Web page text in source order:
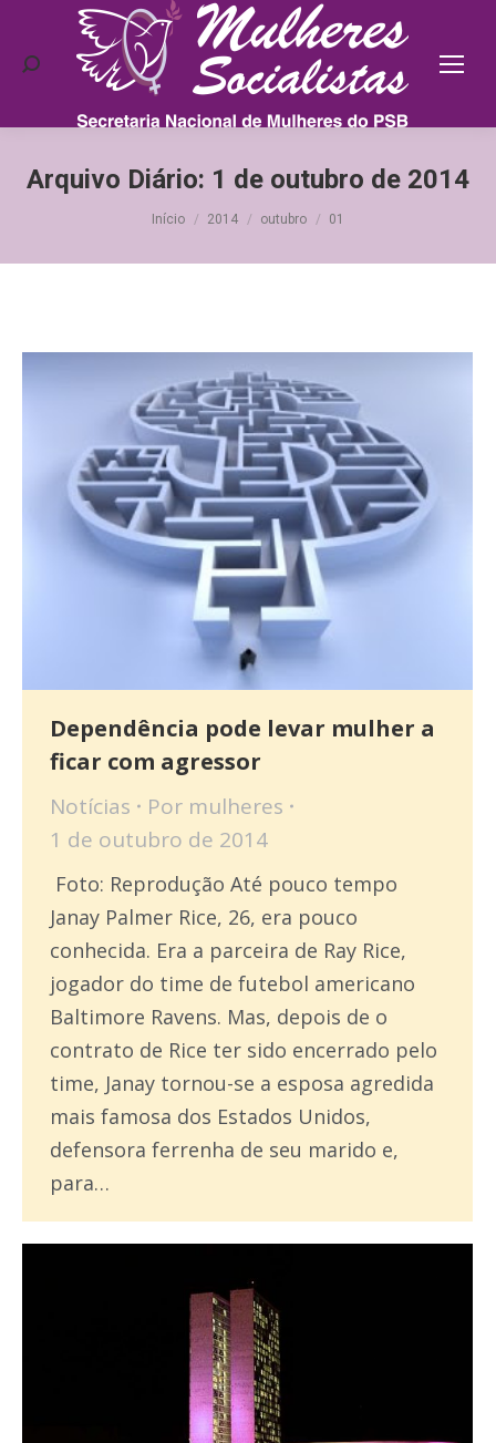
Search:
Arquivo Diário: 1 de outubro de 2014
Você está aqui:
Início 2014 outubro 01
Dependência pode levar mulher a
ficar com agressor
Notícias Por mulheres
1 de outubro de 2014
Foto: Reprodução Até pouco tempo
Janay Palmer Rice, 26, era pouco
conhecida. Era a parceira de Ray Rice,
jogador do time de futebol americano
Baltimore Ravens. Mas, depois de o
contrato de Rice ter sido encerrado pelo
time, Janay tornou-se a esposa agredida
mais famosa dos Estados Unidos,
defensora ferrenha de seu marido e,
para…